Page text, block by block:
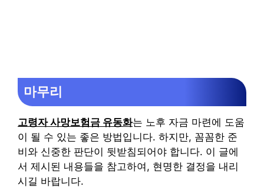
마무리
고령자 사망보험금 유동화는 노후 자금 마련에 도움
이 될 수 있는 좋은 방법입니다. 하지만, 꼼꼼한 준
비와 신중한 판단이 뒷받침되어야 합니다. 이 글에
서 제시된 내용들을 참고하여, 현명한 결정을 내리
시길 바랍니다.